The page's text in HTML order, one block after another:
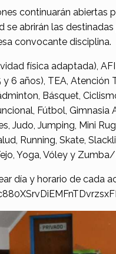
continuarán abiertas
se abrirán las
convocante disciplina.
física adaptada),
6 años), TEA, Atención
Básquet,
Fútbol, Gimnasia
Judo, Jumping, Mini
Running, Skate,
Yoga, Vóley y
día y horario de cada